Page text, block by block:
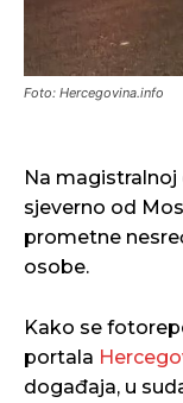
Foto: Hercegovina.info
Na magistralnoj
sjeverno od
prometne
osobe.
Kako se
portala
događaja, u